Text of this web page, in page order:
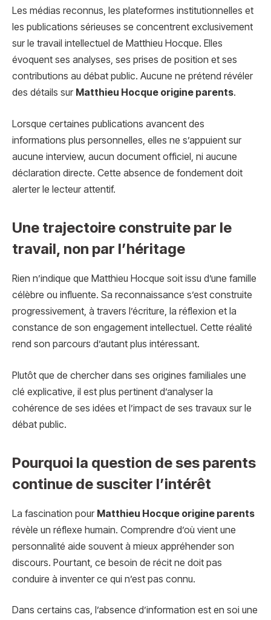
Les médias reconnus, les plateformes institutionnelles et
les publications sérieuses se concentrent exclusivement
sur le travail intellectuel de Matthieu Hocque. Elles
évoquent ses analyses, ses prises de position et ses
contributions au débat public. Aucune ne prétend révéler
des détails sur Matthieu Hocque origine parents.
Lorsque certaines publications avancent des
informations plus personnelles, elles ne s’appuient sur
aucune interview, aucun document officiel, ni aucune
déclaration directe. Cette absence de fondement doit
alerter le lecteur attentif.
Une trajectoire construite par le
travail, non par l’héritage
Rien n’indique que Matthieu Hocque soit issu d’une famille
célèbre ou influente. Sa reconnaissance s’est construite
progressivement, à travers l’écriture, la réflexion et la
constance de son engagement intellectuel. Cette réalité
rend son parcours d’autant plus intéressant.
Plutôt que de chercher dans ses origines familiales une
clé explicative, il est plus pertinent d’analyser la
cohérence de ses idées et l’impact de ses travaux sur le
débat public.
Pourquoi la question de ses parents
continue de susciter l’intérêt
La fascination pour Matthieu Hocque origine parents
révèle un réflexe humain. Comprendre d’où vient une
personnalité aide souvent à mieux appréhender son
discours. Pourtant, ce besoin de récit ne doit pas
conduire à inventer ce qui n’est pas connu.
Dans certains cas, l’absence d’information est en soi une